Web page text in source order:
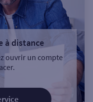
à distance
ouvrir un compte